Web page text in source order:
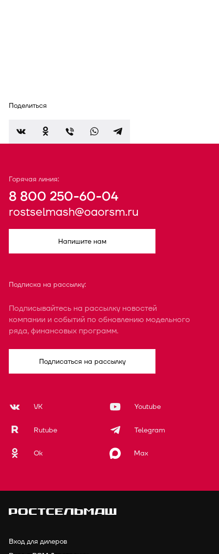
Поделиться
Горячая линия:
8 800 250-60-04
rostselmash@oaorsm.ru
Напишите нам
Подписка на рассылку:
Подписывайтесь на рассылку новостей
компании и событий по обновлению модельного
ряда, финансовых программ.
Подписаться на рассылку
VK Youtube
Rutube Telegram
Ok Max
Вход для дилеров